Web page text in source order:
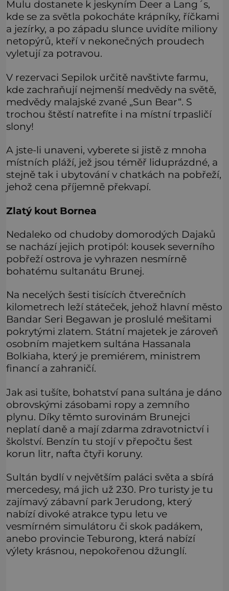
Mulu dostanete k jeskyním Deer a Lang´s,
kde se za světla pokocháte krápníky, říčkami
a jezírky, a po západu slunce uvidíte miliony
netopýrů, kteří v nekonečných proudech
vyletují za potravou.
V rezervaci Sepilok určitě navštivte farmu,
kde zachraňují nejmenší medvědy na světě,
medvědy malajské zvané „Sun Bear“. S
trochou štěstí natrefíte i na místní trpasličí
slony!
A jste-li unaveni, vyberete si jistě z mnoha
místních pláží, jež jsou téměř liduprázdné, a
stejně tak i ubytování v chatkách na pobřeží,
jehož cena příjemně překvapí.
Zlatý kout Bornea
Nedaleko od chudoby domorodých Dajaků
se nachází jejich protipól: kousek severního
pobřeží ostrova je vyhrazen nesmírně
bohatému sultanátu Brunej.
Na necelých šesti tisících čtverečních
kilometrech leží státeček, jehož hlavní město
Bandar Seri Begawan je proslulé mešitami
pokrytými zlatem. Státní majetek je zároveň
osobním majetkem sultána Hassanala
Bolkiaha, který je premiérem, ministrem
financí a zahraničí.
Jak asi tušíte, bohatství pana sultána je dáno
obrovskými zásobami ropy a zemního
plynu. Díky těmto surovinám Brunejci
neplatí daně a mají zdarma zdravotnictví i
školství. Benzín tu stojí v přepočtu šest
korun litr, nafta čtyři koruny.
Sultán bydlí v největším paláci světa a sbírá
mercedesy, má jich už 230. Pro turisty je tu
zajímavý zábavní park Jerudong, který
nabízí divoké atrakce typu letu ve
vesmírném simulátoru či skok padákem,
anebo provincie Teburong, která nabízí
výlety krásnou, nepokořenou džunglí.